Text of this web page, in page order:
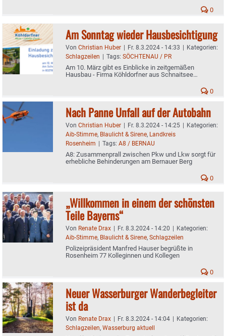
0
Am Sonntag wieder Hausbesichtigung
Von Christian Huber | Fr. 8.3.2024 - 14:33 | Kategorien:
Schlagzeilen | Tags: SÖCHTENAU / PR
Am 10. März gibt es Einblicke in zeitgemäßen
Hausbau - Firma Köhldorfner aus Schnaitsee
0
Nach Panne Unfall auf der Autobahn
Von Christian Huber | Fr. 8.3.2024 - 14:25 | Kategorien:
Aib-Stimme, Blaulicht & Sirene, Landkreis
Rosenheim | Tags: A8 / BERNAU
A8: Zusammenprall zwischen Pkw und Lkw sorgt für
erhebliche Behinderungen am Bernauer Berg
0
„Willkommen in einem der schönsten
Teile Bayerns“
Von Renate Drax | Fr. 8.3.2024 - 14:20 | Kategorien:
Aib-Stimme, Blaulicht & Sirene, Schlagzeilen
Polizeipräsident Manfred Hauser begrüßte in
Rosenheim 77 Kolleginnen und Kollegen
0
Neuer Wasserburger Wanderbegleiter
ist da
Von Renate Drax | Fr. 8.3.2024 - 14:04 | Kategorien:
Schlagzeilen, Wasserburg aktuell